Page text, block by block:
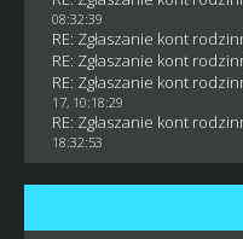
08:32:39
RE: Zgłaszanie kont
RE: Zgłaszanie kont
RE: Zgłaszanie kont
17, 10:18:29
RE: Zgłaszanie kont
18:32:53